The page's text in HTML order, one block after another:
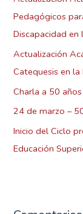
p
o
r
:
Pedagógicos
Discapacidad
Actualización
Catequesis en la
Charla a 50
24 de marzo –
Inicio del Ciclo
Educación